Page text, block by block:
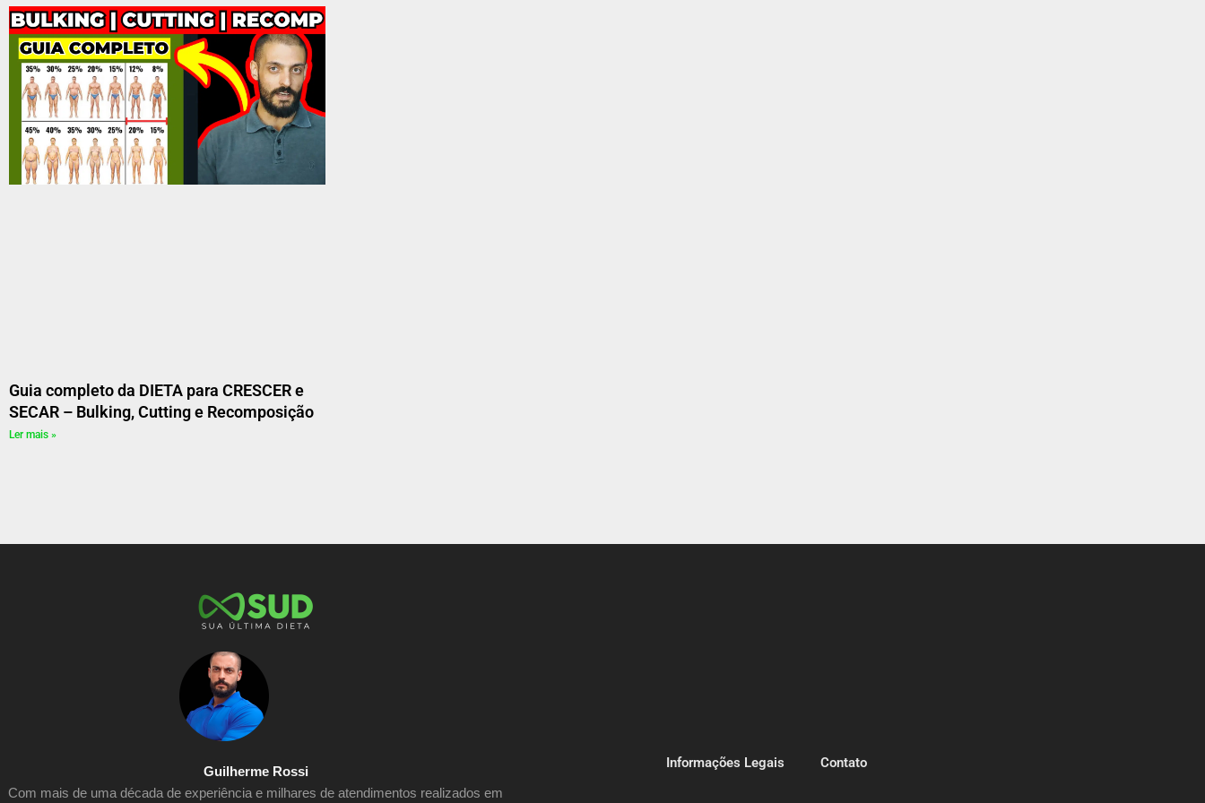
Guia completo da DIETA para CRESCER e
SECAR – Bulking, Cutting e Recomposição
Ler mais »
Guilherme Rossi
Com mais de uma década de experiência e milhares de atendimentos realizados em
Informações Legais Contato